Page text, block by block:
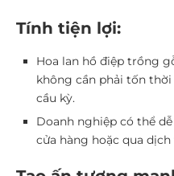
Tính tiện lợi:
Hoa lan hồ điệp trồng
không cần phải tốn
cầu kỳ.
Doanh nghiệp có thể
cửa hàng hoặc qua